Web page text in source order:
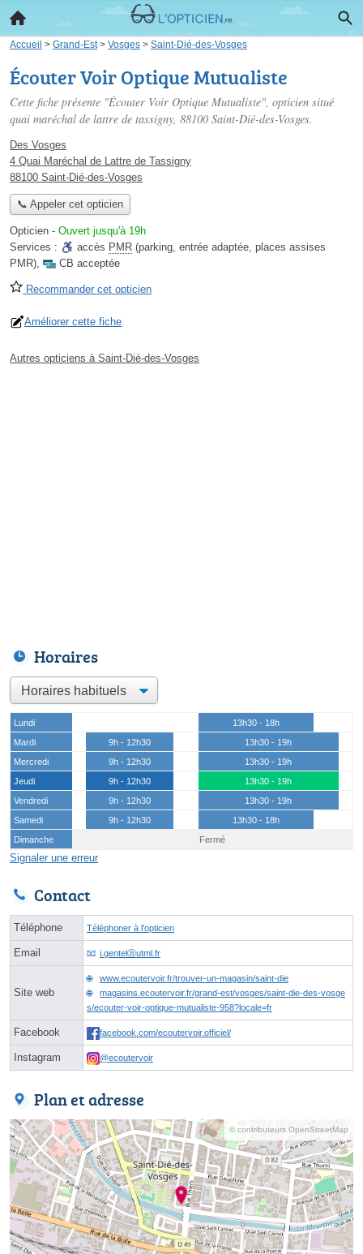
Accueil > Grand-Est> Vosges > Saint-Dié-des-Vosges
Écouter Voir Optique Mutualiste
Cette fiche présente "Écouter Voir Optique Mutualiste", opticien situé
quai maréchal de lattre de tassigny, 88100 Saint-Dié-des-Vosges.
Des Vosges
4 Quai Maréchal de Lattre de Tassigny
88100 Saint-Dié-des-Vosges
📞 Appeler cet opticien
Opticien - Ouvert jusqu'à 19h
Services :
accès PMR (parking, entrée adaptée, places assises
PMR), CB acceptée
Recommander cet opticien
Améliorer cette fiche
Autres opticiens à Saint-Dié-des-Vosges
Horaires
Lundi
13h30 - 18h
Mardi
9h - 12h30
13h30 - 19h
Mercredi
9h - 12h30
13h30 - 19h
Jeudi
9h - 12h30
13h30 - 19h
Vendredi
9h - 12h30
13h30 - 19h
Samedi
9h - 12h30
13h30 - 18h
Dimanche
Fermé
Signaler une erreur
Contact
Téléphone Téléphoner à l'opticien
Email i.gentelⓐutml.fr
Site web
www.ecoutervoir.fr/trouver-un-magasin/saint-die
magasins.ecoutervoir.fr/grand-est/vosges/saint-die-des-vosge
s/ecouter-voir-optique-mutualiste-958?locale=fr
Facebook facebook.com/ecoutervoir.officiel/
Instagram @ecoutervoir
Plan et adresse
© contributeurs OpenStreetMap